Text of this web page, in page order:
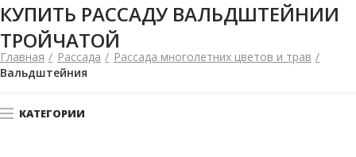
КУПИТЬ РАССАДУ ВАЛЬДШТЕЙНИИ
ТРОЙЧАТОЙ
Главная Рассада
Рассада многолетних цветов и трав
Вальдштейния
КАТЕГОРИИ